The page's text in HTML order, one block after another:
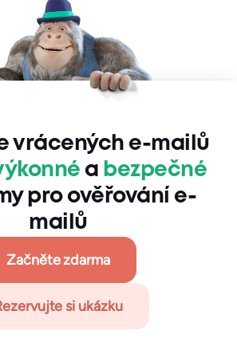
vrácených e-mailů
a bezpečné
pro ověřování e-
mailů
Začněte zdarma
si ukázku